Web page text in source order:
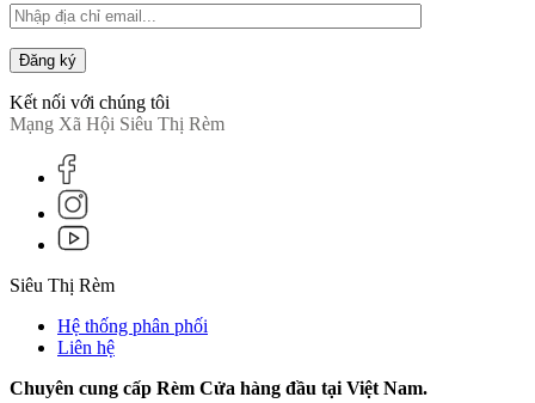
Đăng ký
Kết nối với chúng tôi
Mạng Xã Hội Siêu Thị Rèm
Siêu Thị Rèm
Hệ thống phân phối
Liên hệ
Chuyên cung cấp Rèm Cửa hàng đầu tại Việt Nam.